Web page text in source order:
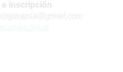
e inscripción